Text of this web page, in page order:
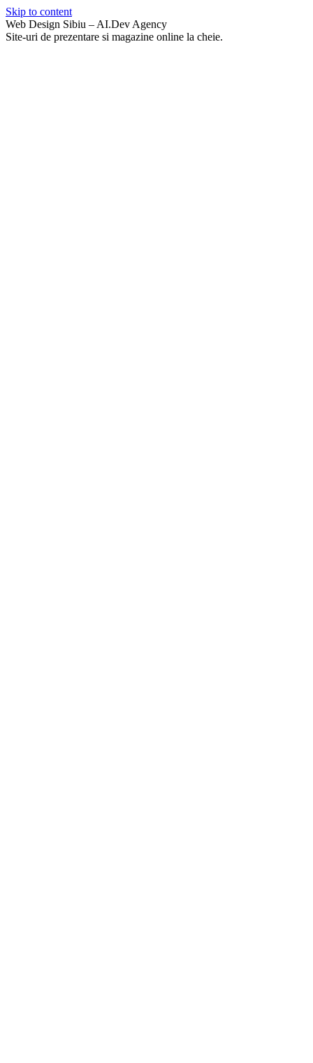
Skip to content
Web Design Sibiu – AI.Dev Agency
Site-uri de prezentare si magazine online la cheie.